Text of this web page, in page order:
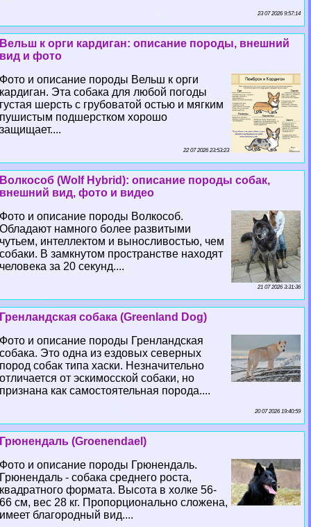
23 07 2026 9:57:14
Вельш к opги кардиган: описание породы, внешний
вид и фото
Фото и описание породы Вельш к opги
кардиган. Эта собака для любой погоды
густая шерсть с грубоватой остью и мягким
пушистым подшерстком хорошо
защищает....
22 07 2026 23:53:23
Волкособ (Wolf Hybrid): описание породы собак,
внешний вид, фото и видео
Фото и описание породы Волкособ.
Обладают намного более развитыми
чутьем, интеллектом и выносливостью, чем
собаки. В замкнутом прострaнcтве находят
человека за 20 секунд....
21 07 2026 3:31:36
Гренландская собака (Greenland Dog)
Фото и описание породы Гренландская
собака. Это одна из ездовых северных
пород собак типа хаски. Незначительно
отличается от эскимосской собаки, но
признана как самостоятельная порода....
20 07 2026 19:40:59
Грюнендаль (Groenendael)
Фото и описание породы Грюнендаль.
Грюнендаль - собака среднего роста,
квадратного формата. Высота в холке 56-
66 см, вес 28 кг. Пропорционально сложена,
имеет благородный вид....